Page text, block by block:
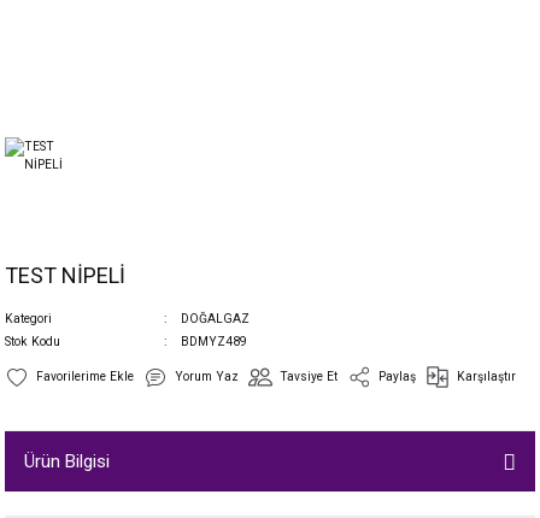
TEST NİPELİ
Kategori
DOĞALGAZ
Stok Kodu
BDMYZ489
Yorum Yaz Tavsiye Et Paylaş Karşılaştır
Ürün Bilgisi